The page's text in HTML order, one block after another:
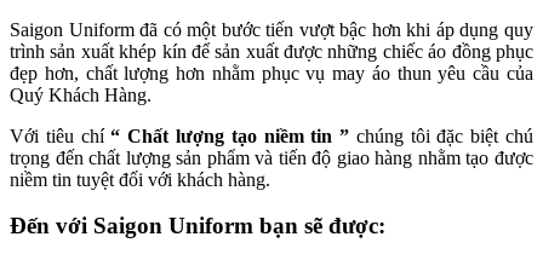
Saigon Uniform đã có một bước tiến vượt bậc hơn khi áp dụng quy
trình sản xuất khép kín để sản xuất được những chiếc áo đồng phục
đẹp hơn, chất lượng hơn nhằm phục vụ may áo thun yêu cầu của
Quý Khách Hàng.
Với tiêu chí“ Chất lượng tạo niềm tin ” chúng tôi đặc biệt chú
trọng đến chất lượng sản phẩm và tiến độ giao hàng nhằm tạo được
niềm tin tuyệt đối với khách hàng.
Đến với Saigon Uniform bạn sẽ được: